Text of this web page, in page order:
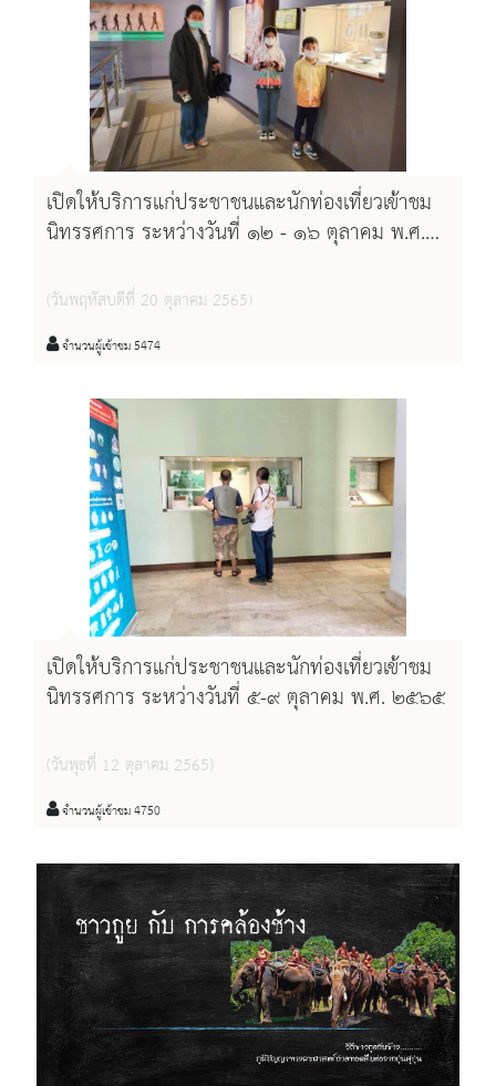
เปิดให้บริการแก่ประชาชนและนักท่องเที่ยวเข้าชม
นิทรรศการ ระหว่างวันที่ ๑๒ - ๑๖ ตุลาคม พ.ศ.
(วันพฤหัสบดีที่ 20 ตุลาคม 2565)
จำนวนผู้เข้าชม 5474
เปิดให้บริการแก่ประชาชนและนักท่องเที่ยวเข้าชม
นิทรรศการ ระหว่างวันที่ ๕-๙ ตุลาคม พ.ศ. ๒๕๖๕
(วันพุธที่ 12 ตุลาคม 2565)
จำนวนผู้เข้าชม 4750